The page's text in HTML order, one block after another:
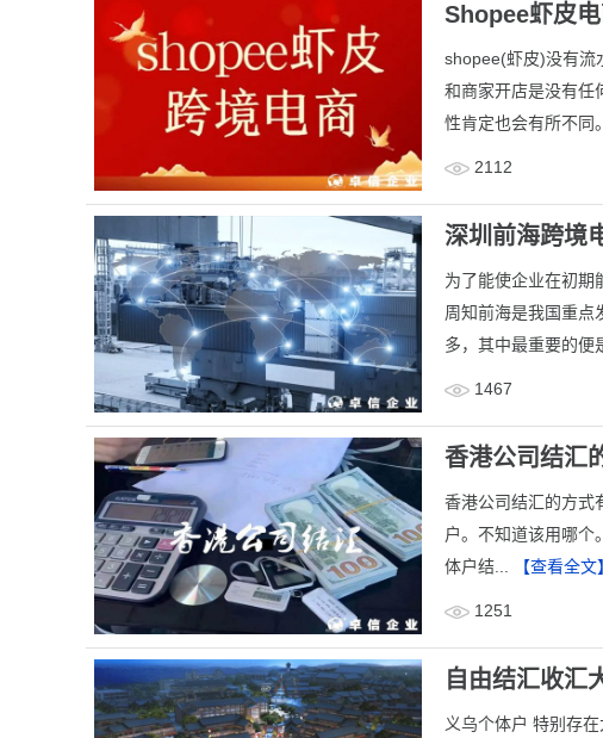
Shopee虾皮电
shopee(虾皮)没有流
和商家开店是没有任
性肯定也会有所不同
2112
深圳前海跨境
为了能使企业在初期
周知前海是我国重点
多，其中最重要的便
1467
香港公司结汇
香港公司结汇的方式
户。不知道该用哪个
体户结...
【查看全文】
1251
自由结汇收汇
义乌个体户 特别存